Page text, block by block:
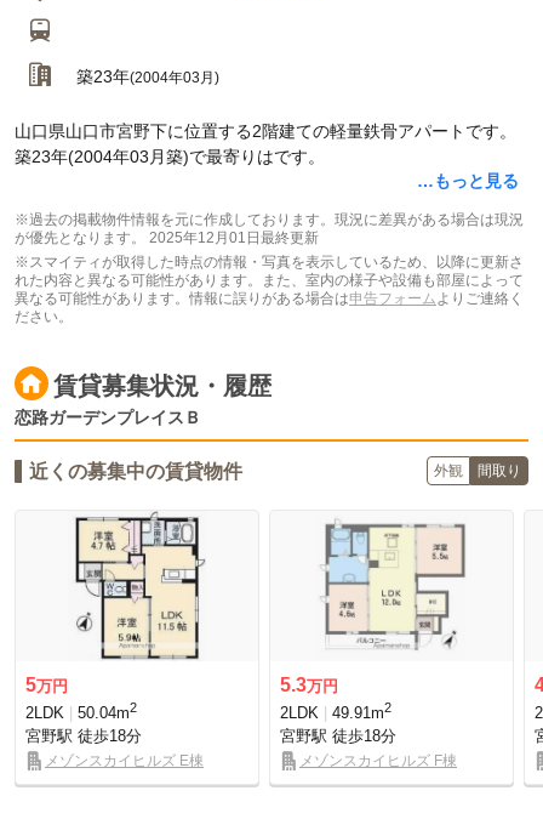
築23年(2004年03月)
…もっと見る
山口県山口市宮野下に位置する2階建ての軽量鉄骨アパートです。
築23年(2004年03月築)で最寄りはです。
※過去の掲載物件情報を元に作成しております。現況に差異がある場合は現況
が優先となります。 2025年12月01日最終更新
※スマイティが取得した時点の情報・写真を表示しているため、以降に更新さ
れた内容と異なる可能性があります。また、室内の様子や設備も部屋によって
異なる可能性があります。情報に誤りがある場合は申告フォームよりご連絡く
ださい。
賃貸募集状況・履歴
恋路ガーデンプレイスＢ
近くの募集中の賃貸物件 外観 間取り
5万円
2LDK
50.04m2
宮野駅 徒歩18分
メゾンスカイヒルズ E棟
5.3万円
2LDK
49.91m2
宮野駅 徒歩18分
メゾンスカイヒルズ F棟